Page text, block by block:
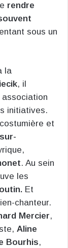
rendre
sous un
la
, il
initiatives.
costumière et
. Au sein
les
Et
chanteur.
Mercier,
Aline
Bourhis,